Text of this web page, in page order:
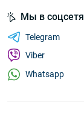
Мы в
Telegram
Viber
Whatsapp